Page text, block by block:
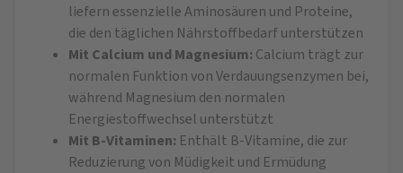
liefern essenzielle Aminosäuren und Proteine,
die den täglichen Nährstoffbedarf unterstützen
Mit Calcium und Magnesium: Calcium trägt zur
normalen Funktion von Verdauungsenzymen bei,
während Magnesium den normalen
Energiestoffwechsel unterstützt
Mit B-Vitaminen: Enthält B-Vitamine, die zur
Reduzierung von Müdigkeit und Ermüdung